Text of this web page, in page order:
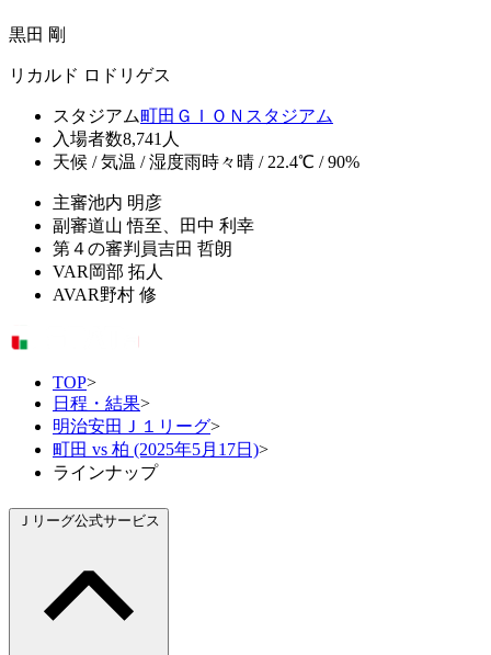
黒田 剛
リカルド ロドリゲス
スタジアム町田ＧＩＯＮスタジアム
入場者数8,741人
天候 / 気温 / 湿度雨時々晴 / 22.4℃ / 90%
主審池内 明彦
副審道山 悟至、田中 利幸
第４の審判員吉田 哲朗
VAR 岡部 拓人
AVAR野村 修
TOP>
日程・結果>
明治安田Ｊ１リーグ>
町田 vs 柏 (2025年5月17日)>
ラインナップ
Ｊリーグ公式サービス